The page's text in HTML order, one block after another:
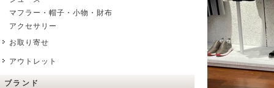
マフラー・帽子・小物・財布
アクセサリー
お取り寄せ
アウトレット
ブランド